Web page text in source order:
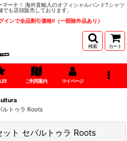
ーチ！ 海外直輸入のオフィシャルバンドTシャツ
も店頭販売しております。
インで全品割引価格!!（一部除外品あり）
検索 カート
ご利用案内 マイページ
ルトゥラ Roots
ト セパルトゥラ Roots